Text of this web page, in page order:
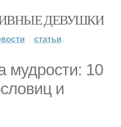
ДЕВУШКИ
статьи
мудрости: 10
и